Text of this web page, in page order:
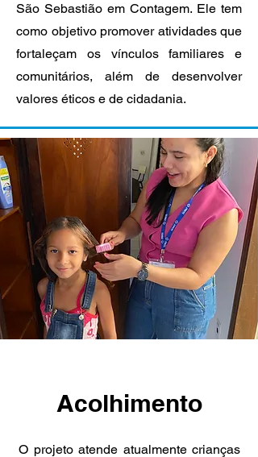
São Sebastião em Contagem. Ele tem
como objetivo promover atividades que
fortaleçam os vínculos familiares e
comunitários, além de desenvolver
valores éticos e de cidadania.
Acolhimento
O projeto atende atualmente crianças